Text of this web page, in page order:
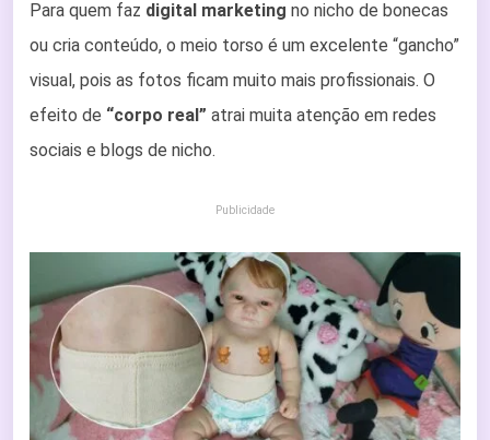
Para quem faz digital marketing no nicho de bonecas
ou cria conteúdo, o meio torso é um excelente “gancho”
visual, pois as fotos ficam muito mais profissionais. O
efeito de “corpo real” atrai muita atenção em redes
sociais e blogs de nicho.
Publicidade